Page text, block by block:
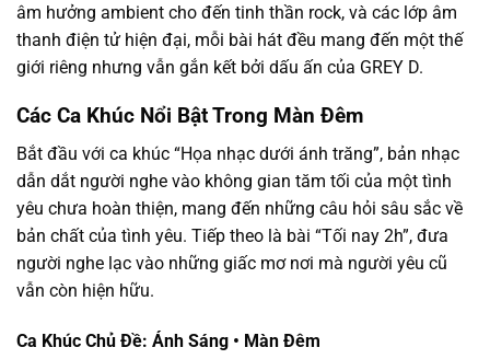
âm hưởng ambient cho đến tinh thần rock, và các lớp âm
thanh điện tử hiện đại, mỗi bài hát đều mang đến một thế
giới riêng nhưng vẫn gắn kết bởi dấu ấn của GREY D.
Các Ca Khúc Nổi Bật Trong Màn Đêm
Bắt đầu với ca khúc “Họa nhạc dưới ánh trăng”, bản nhạc
dẫn dắt người nghe vào không gian tăm tối của một tình
yêu chưa hoàn thiện, mang đến những câu hỏi sâu sắc về
bản chất của tình yêu. Tiếp theo là bài “Tối nay 2h”, đưa
người nghe lạc vào những giấc mơ nơi mà người yêu cũ
vẫn còn hiện hữu.
Ca Khúc Chủ Đề: Ánh Sáng • Màn Đêm